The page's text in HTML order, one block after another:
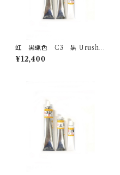
虹 黒蝋色 C3 黒 Urushi
-black- 200g
¥12,400